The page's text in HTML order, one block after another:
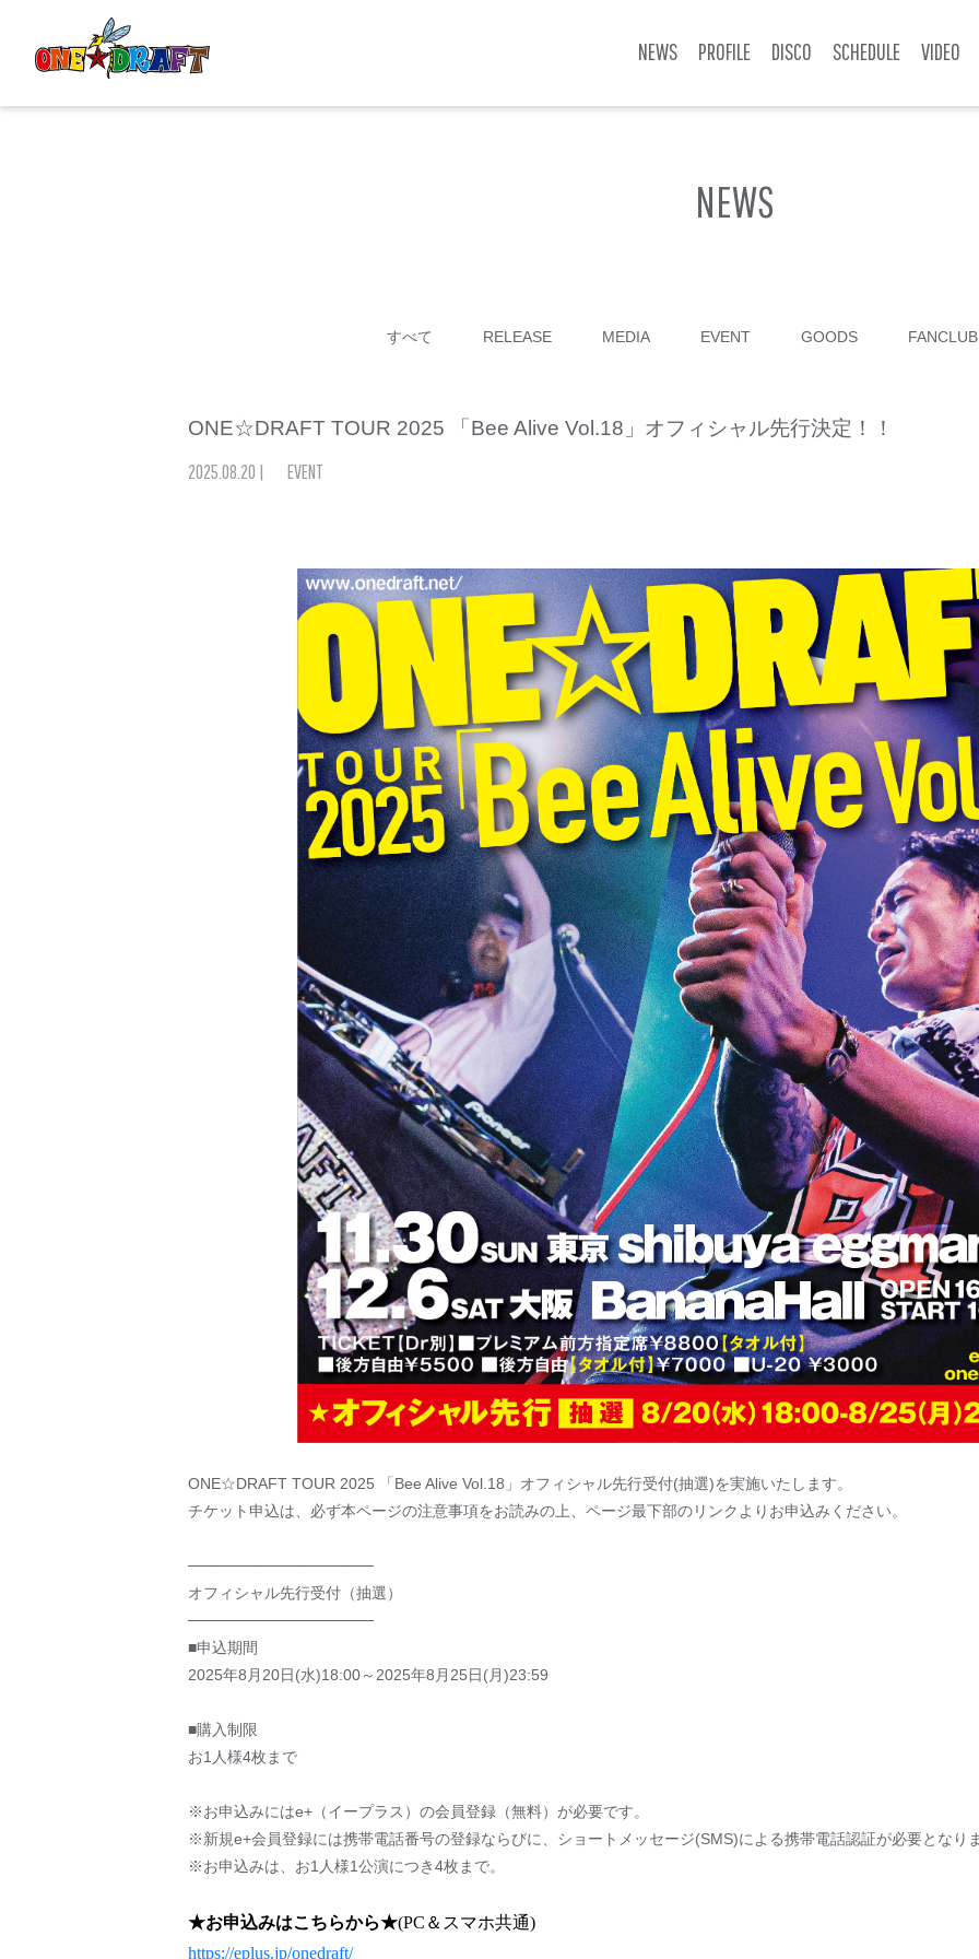
NEWS PROFILE DISCO SCHEDULE VIDEO
NEWS
すべて RELEASE MEDIA EVENT GOODS FANCLUB
ONE☆DRAFT TOUR 2025 「Bee Alive Vol.18」オフィシャル先行決定！！
202508 20 | EVENT
ONE☆DRAFT TOUR 2025 「Bee Alive Vol.18」オフィシャル先行受付(抽選)を実施いたします。
チケット申込は、必ず本ページの注意事項をお読みの上、ページ最下部のリンクよりお申込みください。
─────────────────
オフィシャル先行受付（抽選）
─────────────────
■申込期間
2025年8月20日(水)18:00～2025年8月25日(月)23:59
■購入制限
お1人様4枚まで
※お申込みにはe+（イープラス）の会員登録（無料）が必要です。
※新規e+会員登録には携帯電話番号の登録ならびに、ショートメッセージ(SMS)による携帯電話認証が必要となり
※お申込みは、お1人様1公演につき4枚まで。
★お申込みはこちらから★(PC＆スマホ共通)
https://eplus.jp/onedraft/